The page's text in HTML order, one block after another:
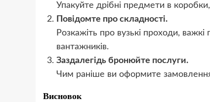
Упакуйте дрібні предмети в
Повідомте про складності.
Розкажіть про вузькі проходи,
вантажників.
Заздалегідь бронюйте послуги.
Чим раніше ви оформите
Висновок